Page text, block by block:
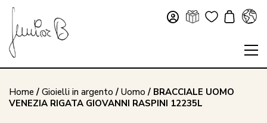
Home / Gioielli in argento / Uomo / BRACCIALE UOMO
VENEZIA RIGATA GIOVANNI RASPINI 12235L